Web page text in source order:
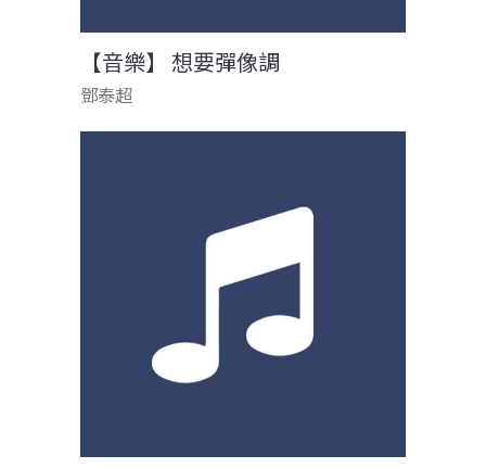
【音樂】 想要彈像調
鄧泰超